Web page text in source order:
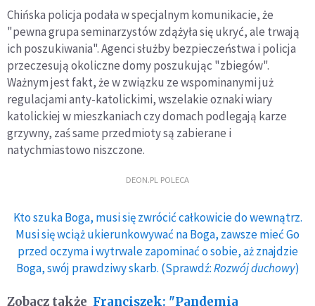
Chińska policja podała w specjalnym komunikacie, że
"pewna grupa seminarzystów zdążyła się ukryć, ale trwają
ich poszukiwania". Agenci służby bezpieczeństwa i policja
przeczesują okoliczne domy poszukując "zbiegów".
Ważnym jest fakt, że w związku ze wspominanymi już
regulacjami anty-katolickimi, wszelakie oznaki wiary
katolickiej w mieszkaniach czy domach podlegają karze
grzywny, zaś same przedmioty są zabierane i
natychmiastowo niszczone.
DEON.PL POLECA
Kto szuka Boga, musi się zwrócić całkowicie do wewnątrz.
Musi się wciąż ukierunkowywać na Boga, zawsze mieć Go
przed oczyma i wytrwale zapominać o sobie, aż znajdzie
Boga, swój prawdziwy skarb. (Sprawdź:Rozwój duchowy)
Zobacz także Franciszek: "Pandemia